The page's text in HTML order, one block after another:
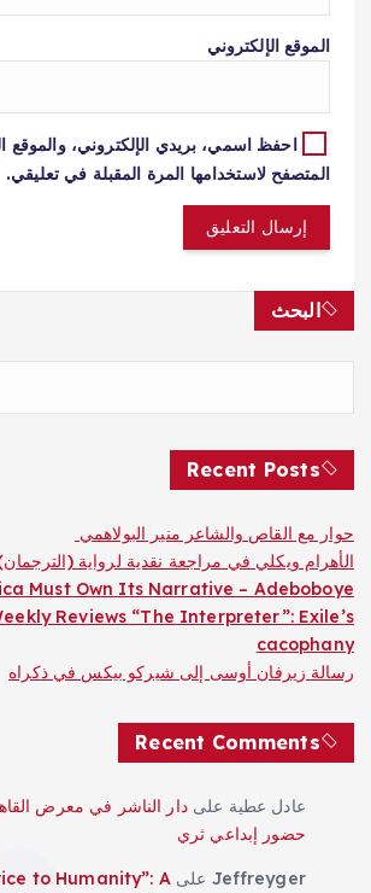
الموقع الإلكتروني
احفظ اسمي، بريدي الإلكتروني، والموقع
المتصفح لاستخدامها المرة المقبلة في تعليقي.
البحث
Recent Posts
حوار مع القاص والشاعر منير البولاهمي
الأهرام ويكلي في مراجعة نقدية لرواية
Must Own Its Narrative – Adeboboye
Reviews “The Interpreter”: Exile’s
cacophany
رسالة زيرفان أوسى إلى شيركو بيكس في ذكراه
Recent Comments
عادل عطية علىدار الناشر في معرض
حضور إبداعي ثري
Jeffreyger علىto Humanity”: A